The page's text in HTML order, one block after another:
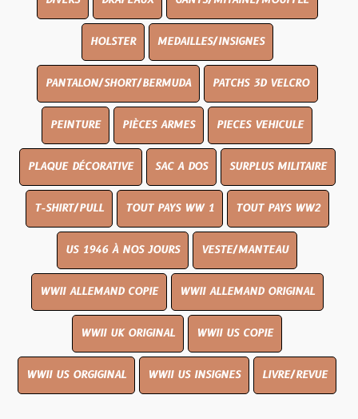
HOLSTER MEDAILLES/INSIGNES
PANTALON/SHORT/BERMUDA PATCHS 3D VELCRO
PEINTURE PIÈCES ARMES PIECES VEHICULE
PLAQUE DÉCORATIVE SAC A DOS SURPLUS MILITAIRE
T-SHIRT/PULL TOUT PAYS WW 1 TOUT PAYS WW2
US 1946 À NOS JOURS VESTE/MANTEAU
WWII ALLEMAND COPIE WWII ALLEMAND ORIGINAL
WWII UK ORIGINAL WWII US COPIE
WWII US ORGIGINAL WWII US INSIGNES LIVRE/REVUE